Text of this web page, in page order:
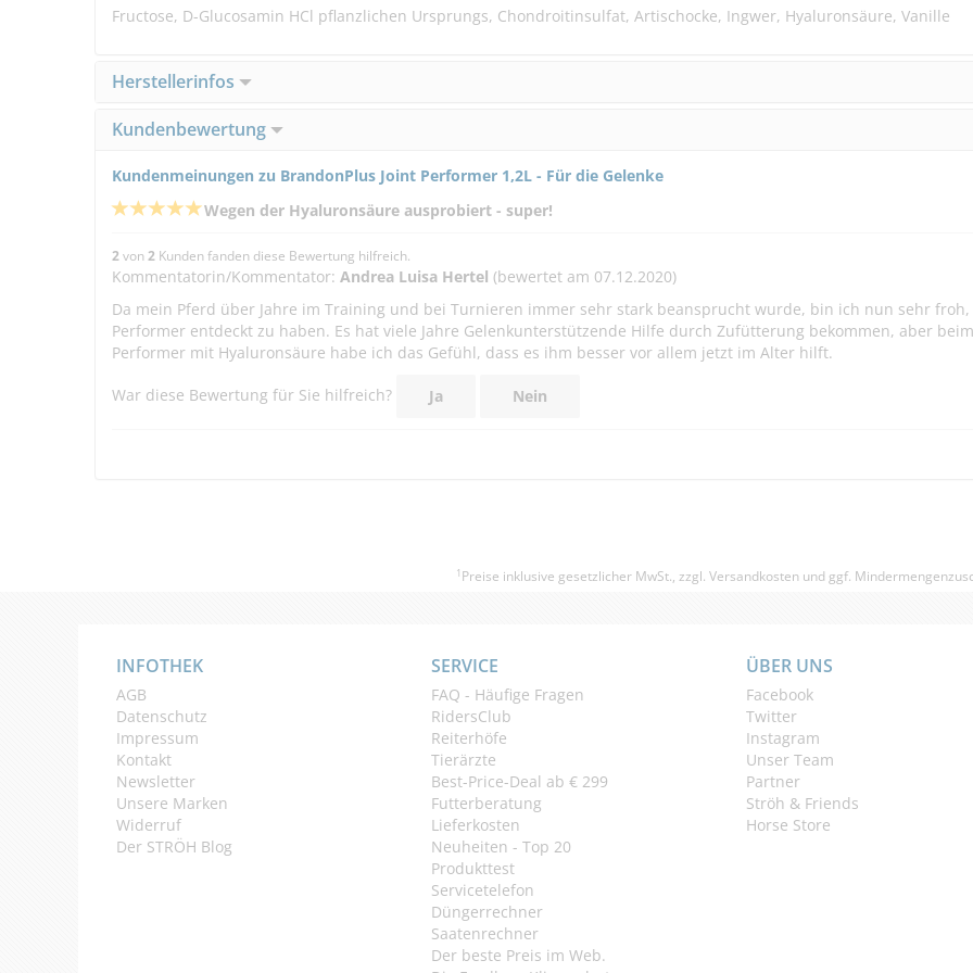
Fructose, D-Glucosamin HCl pflanzlichen Ursprungs, Chondroitinsulfat, Artischocke, Ingwer, Hyaluronsäure, Vanille
Herstellerinfos
Kundenbewertung
Kundenmeinungen zu BrandonPlus Joint Performer 1,2L - Für die Gelenke
Wegen der Hyaluronsäure ausprobiert - super!
2von2 Kunden fanden diese Bewertung hilfreich.
Kommentatorin/Kommentator: Andrea Luisa Hertel (bewertet am 07.12.2020)
Da mein Pferd über Jahre im Training und bei Turnieren immer sehr stark beansprucht wurde, bin ich nun sehr froh,
Performer entdeckt zu haben. Es hat viele Jahre Gelenkunterstützende Hilfe durch Zufütterung bekommen, aber beim
Performer mit Hyaluronsäure habe ich das Gefühl, dass es ihm besser vor allem jetzt im Alter hilft.
War diese Bewertung für Sie hilfreich? Ja Nein
1 Preise inklusive gesetzlicher MwSt., zzgl. Versandkostenund ggf.
INFOTHEK
AGB
Datenschutz
Impressum
Kontakt
Newsletter
Unsere Marken
Widerruf
Der STRÖH Blog
SERVICE
FAQ - Häufige Fragen
RidersClub
Reiterhöfe
Tierärzte
Best-Price-Deal ab € 299
Futterberatung
Lieferkosten
Neuheiten - Top 20
Produkttest
Servicetelefon
Düngerrechner
Saatenrechner
Der beste Preis im Web.
ÜBER UNS
Facebook
Twitter
Instagram
Unser Team
Partner
Ströh & Friends
Horse Store